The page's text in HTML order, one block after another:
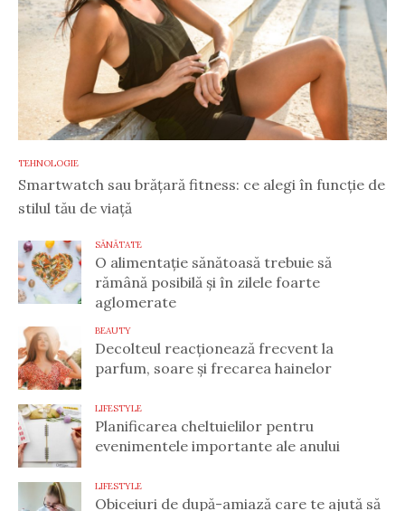
TEHNOLOGIE
Smartwatch sau brățară fitness: ce alegi în funcție de
stilul tău de viață
SĂNĂTATE
O alimentație sănătoasă trebuie să
rămână posibilă și în zilele foarte
aglomerate
BEAUTY
Decolteul reacționează frecvent la
parfum, soare și frecarea hainelor
LIFESTYLE
Planificarea cheltuielilor pentru
evenimentele importante ale anului
LIFESTYLE
Obiceiuri de după-amiază care te ajută să